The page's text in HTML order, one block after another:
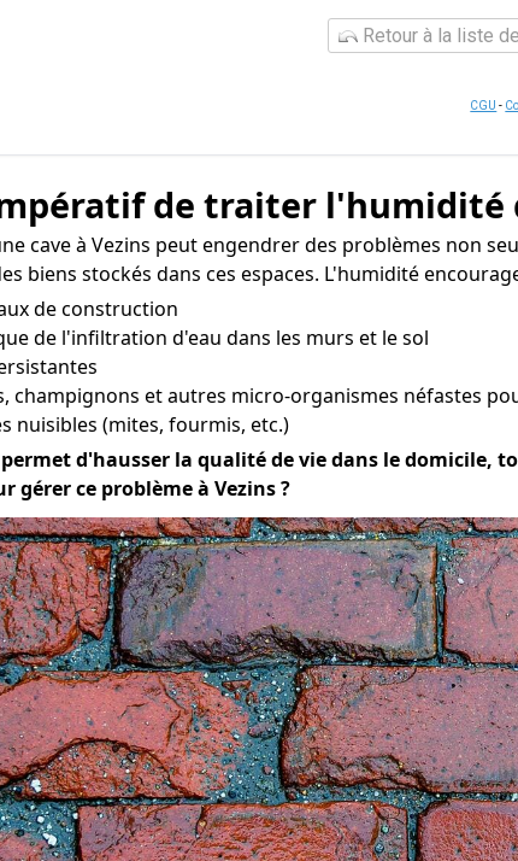
Retour à la liste
CGU -
de traiter l'humidité
cave à Vezins peut engendrer des problèmes non
biens stockés dans ces espaces. L'humidité
de construction
de l'infiltration d'eau dans les murs et le sol
champignons et autres micro-organismes néfastes
nuisibles (mites, fourmis, etc.)
d'hausser la qualité de vie dans le
gérer ce problème à Vezins ?